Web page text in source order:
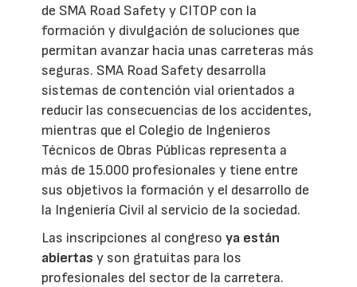
de SMA Road Safety y CITOP con la
formación y divulgación de soluciones que
permitan avanzar hacia unas carreteras más
seguras. SMA Road Safety desarrolla
sistemas de contención vial orientados a
reducir las consecuencias de los accidentes,
mientras que el Colegio de Ingenieros
Técnicos de Obras Públicas representa a
más de 15.000 profesionales y tiene entre
sus objetivos la formación y el desarrollo de
la Ingeniería Civil al servicio de la sociedad.
Las inscripciones al congresoya están
abiertas y son gratuitas para los
profesionales del sector de la carretera.